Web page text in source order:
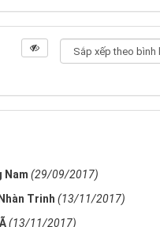
Nam (29/09/2017)
Trinh (13/11/2017)
(13/11/2017)